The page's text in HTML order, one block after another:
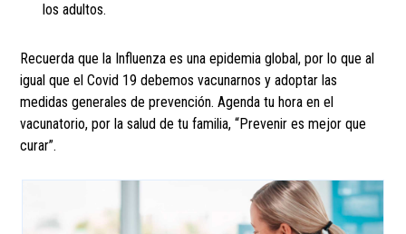
los adultos.
Recuerda que la Influenza es una epidemia global, por lo que al
igual que el Covid 19 debemos vacunarnos y adoptar las
medidas generales de prevención. Agenda tu hora en el
vacunatorio, por la salud de tu familia, “Prevenir es mejor que
curar”.